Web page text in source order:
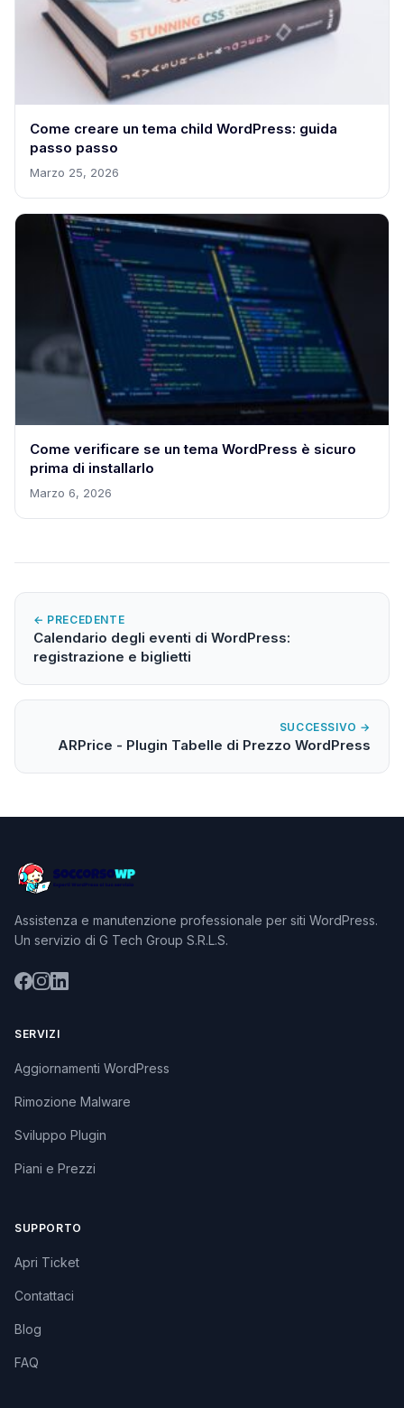
Come creare un tema child WordPress: guida
passo passo
Marzo 25, 2026
Come verificare se un tema WordPress è sicuro
prima di installarlo
Marzo 6, 2026
← PRECEDENTE
Calendario degli eventi di WordPress:
registrazione e biglietti
SUCCESSIVO →
ARPrice - Plugin Tabelle di Prezzo WordPress
Assistenza e manutenzione professionale per siti WordPress.
Un servizio di G Tech Group S.R.L.S.
SERVIZI
Aggiornamenti WordPress
Rimozione Malware
Sviluppo Plugin
Piani e Prezzi
SUPPORTO
Apri Ticket
Contattaci
Blog
FAQ